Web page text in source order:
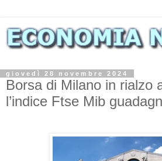
giovedì 28 novembre 2024
Borsa di Milano in rialzo
l’indice Ftse Mib